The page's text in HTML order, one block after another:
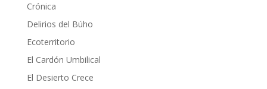
Crónica
Delirios del Búho
Ecoterritorio
El Cardón Umbilical
El Desierto Crece